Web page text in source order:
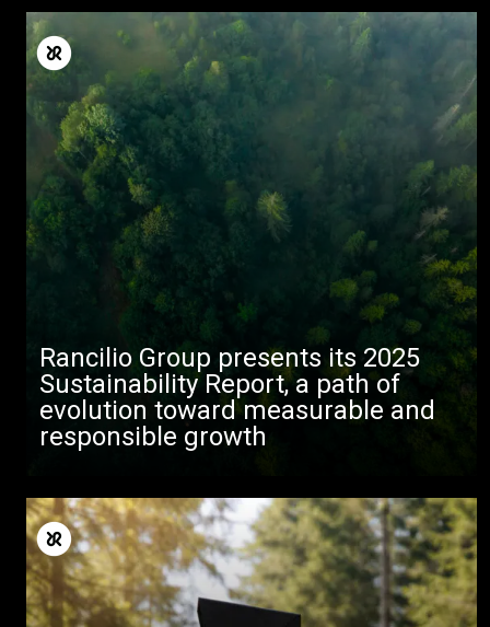
Rancilio Group presents its 2025
Sustainability Report, a path of
evolution toward measurable and
responsible growth
Produtos
Notícias
Descarregar